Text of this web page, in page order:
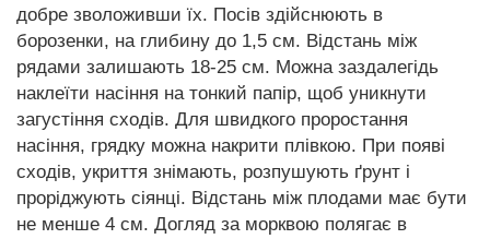
добре зволоживши їх. Посів здійснюють в
борозенки, на глибину до 1,5 см. Відстань між
рядами залишають 18-25 см. Можна заздалегідь
наклеїти насіння на тонкий папір, щоб уникнути
загустіння сходів. Для швидкого проростання
насіння, грядку можна накрити плівкою. При появі
сходів, укриття знімають, розпушують ґрунт і
проріджують сіянці. Відстань між плодами має бути
не менше 4 см. Догляд за морквою полягає в